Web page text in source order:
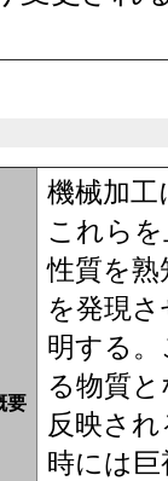
要
機械加
これら
性質を
を発現
明する
る物質
反映さ
時には